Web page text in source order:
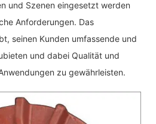
und Szenen eingesetzt werden
Anforderungen. Das
seinen Kunden umfassende und
und dabei Qualität und
zu gewährleisten.